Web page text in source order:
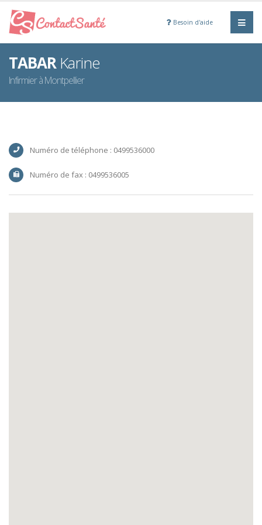
Besoin d'aide
TABARKarine
Infirmier à Montpellier
Numéro de téléphone : 0499536000
Numéro de fax : 0499536005